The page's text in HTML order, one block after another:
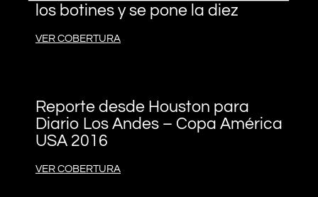
los botines y se pone la diez
VER COBERTURA
Reporte desde Houston para
Diario Los Andes – Copa América
USA 2016
VER COBERTURA